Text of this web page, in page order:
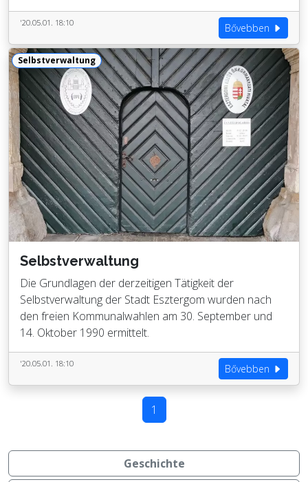
'20.05.01. 18:10 Bővebben
Selbstverwaltung
Selbstverwaltung
Die Grundlagen der derzeitigen Tätigkeit der
Selbstverwaltung der Stadt Esztergom wurden nach
den freien Kommunalwahlen am 30. September und
14. Oktober 1990 ermittelt.
'20.05.01. 18:10 Bővebben
1
Geschichte